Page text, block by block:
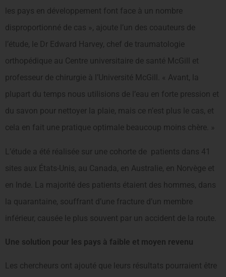
les pays en développement font face à un nombre
disproportionné de cas », ajoute l’un des coauteurs de
l’étude, le Dr Edward Harvey, chef de traumatologie
orthopédique au Centre universitaire de santé McGill et
professeur de chirurgie à l’Université McGill. « Avant, la
plupart du temps nous utilisions de l’eau en forte pression et
du savon pour nettoyer la plaie, mais ce n’est plus le cas, et
cela en fait une pratique optimale beaucoup moins chère. »
L’étude a été réalisée sur une cohorte de patients dans 41
sites aux États-Unis, au Canada, en Australie, en Norvège et
en Inde. La majorité des patients étaient des hommes, dans
la quarantaine, souffrant d’une fracture d’un membre
inférieur, causée le plus souvent par un accident de la route.
Une solution pour les pays à faible et moyen revenu
Les chercheurs ont ajouté que leurs résultats pourraient être